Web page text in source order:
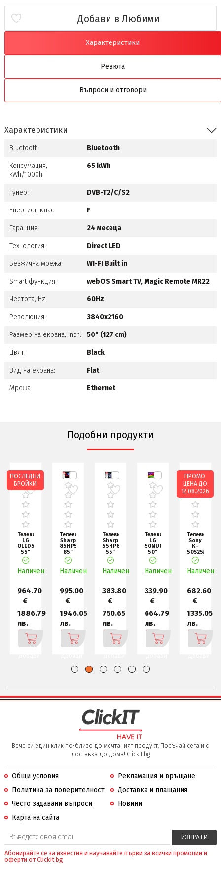
Добави в Любими
Характеристики
Ревюта
Въпроси и отговори
Характеристики
Bluetooth: Bluetooth
Консумация,
kWh/1000h:
65 kWh
Тунер: DVB-T2/C/S2
Енергиен клас: F
Гаранция: 24 месеца
Технология: Direct LED
Безжична мрежа: WI-FI Built in
Smart функция: webOS Smart TV, Magic Remote MR22
Честота, Hz: 60Hz
Резолюция: 3840x2160
Размер на екрана, inch: 50" (127 cm)
Цвят: Black
Вид на екрана: Flat
Мрежа: Ethernet
Подобни продукти
Телевизор
LG
OLED55C51LA,
55"
UHD
OLED
evo,
Наличен
964.70
€
1886.79
лв.
ПОСЛЕДНИ
БРОЙКИ
Телевизор
Sharp
85HP5265E,
85"
QLED
Google
TV, 4K
Наличен
995.00
€
1946.05
лв.
Телевизор
Sharp
55HP6265E,
55"
QLED
Google
TV, 4K
Наличен
383.80
€
750.65
лв.
Телевизор
LG
50NU800B3LC,
50"
4K
HDR
UHD,
Наличен
339.90
€
664.79
лв.
Телевизор
Sony
K-
50S25M2
50"
4K
HDR
2 II
Наличен
682.60
€
1335.05
лв.
ПРОМО
ЦЕНА ДО
12.08.2026
Вече си един клик по-близо до мечтаният продукт. Поръчай сега и с
доставка до дома! ClickIt.bg
Общи условия
Рекламация и връщане
Политика за поверителност
Доставка и плащания
Често задавани въпроси
Новини
Карта на сайта
Абонирайте се за известия и научавайте първи за всички промоции и
оферти от ClickIt.bg